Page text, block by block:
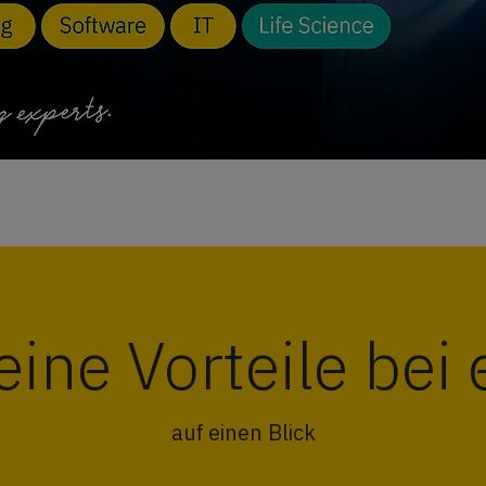
Vorteile bei
auf einen Blick